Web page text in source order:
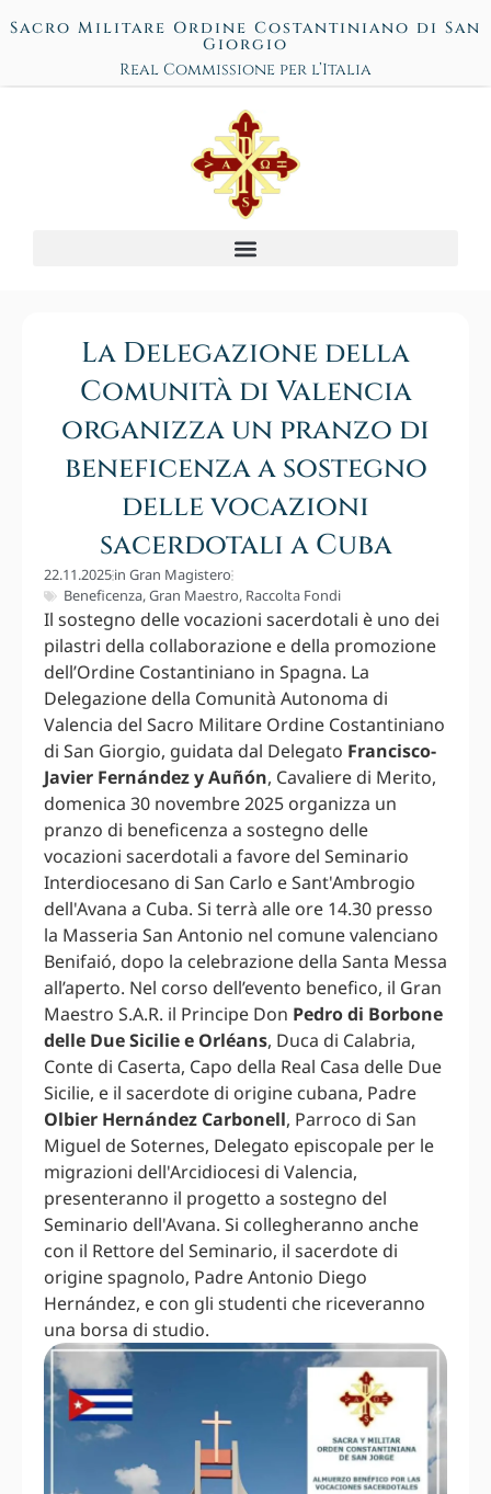
Sacro Militare Ordine Costantiniano di San
Giorgio
Real Commissione per l’Italia
La Delegazione della
Comunità di Valencia
organizza un pranzo di
beneficenza a sostegno
delle vocazioni
sacerdotali a Cuba
22.11.2025in Gran Magistero
Beneficenza,Gran Maestro, Raccolta Fondi
Il sostegno delle vocazioni sacerdotali è uno dei
pilastri della collaborazione e della promozione
dell’Ordine Costantiniano in Spagna. La
Delegazione della Comunità Autonoma di
Valencia del Sacro Militare Ordine Costantiniano
di San Giorgio, guidata dal Delegato Francisco-
Javier Fernández y Auñón, Cavaliere di Merito,
domenica 30 novembre 2025 organizza un
pranzo di beneficenza a sostegno delle
vocazioni sacerdotali a favore del Seminario
Interdiocesano di San Carlo e Sant'Ambrogio
dell'Avana a Cuba. Si terrà alle ore 14.30 presso
la Masseria San Antonio nel comune valenciano
Benifaió, dopo la celebrazione della Santa Messa
all’aperto. Nel corso dell’evento benefico, il Gran
Maestro S.A.R. il Principe Don Pedro di Borbone
delle Due Sicilie e Orléans, Duca di Calabria,
Conte di Caserta, Capo della Real Casa delle Due
Sicilie, e il sacerdote di origine cubana, Padre
Olbier Hernández Carbonell, Parroco di San
Miguel de Soternes, Delegato episcopale per le
migrazioni dell'Arcidiocesi di Valencia,
presenteranno il progetto a sostegno del
Seminario dell'Avana. Si collegheranno anche
con il Rettore del Seminario, il sacerdote di
origine spagnolo, Padre Antonio Diego
Hernández, e con gli studenti che riceveranno
una borsa di studio.